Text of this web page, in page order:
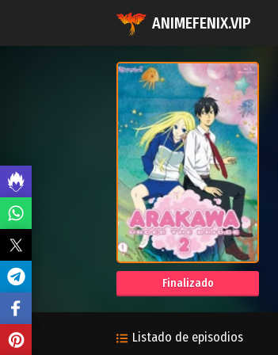
ANIMEFENIX.VIP
Finalizado
Listado de episodios